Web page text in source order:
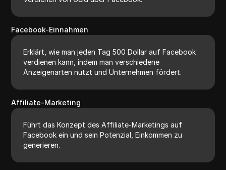
Facebook-Einnahmen
Erklärt, wie man jeden Tag 500 Dollar auf Facebook
verdienen kann, indem man verschiedene
Anzeigenarten nutzt und Unternehmen fördert.
Affiliate-Marketing
Führt das Konzept des Affiliate-Marketings auf
Facebook ein und sein Potenzial, Einkommen zu
generieren.